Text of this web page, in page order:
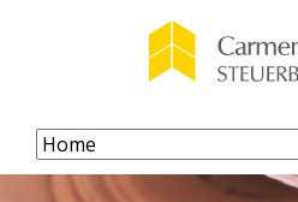
Navigation
überspringen